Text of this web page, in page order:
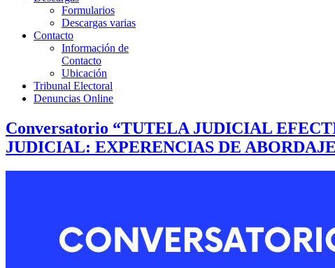
Formularios
Descargas varias
Contacto
Información de
Contacto
Ubicación
Tribunal Electoral
Denuncias Online
Conversatorio “TUTELA JUDICIAL
JUDICIAL: EXPERENCIAS DE